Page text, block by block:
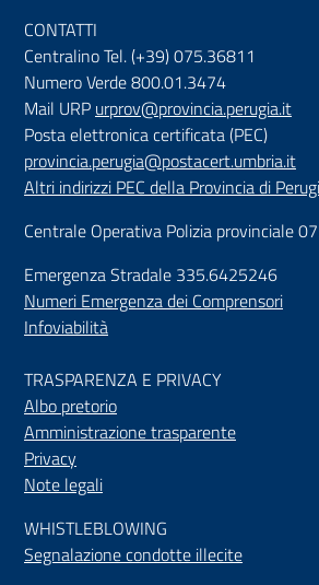
CONTATTI
Centralino Tel. (+39) 075.36811
Numero Verde 800.01.3474
Mail URP urprov@provincia.perugia.it
Posta elettronica certificata (PEC)
provincia.perugia@postacert.umbria.it
Altri indirizzi PEC della Provincia di
Centrale Operativa Polizia provinciale
Emergenza Stradale 335.6425246
Numeri Emergenza dei Comprensori
Infoviabilità
TRASPARENZA E PRIVACY
Albo pretorio
Amministrazione trasparente
Privacy
Note legali
WHISTLEBLOWING
Segnalazione condotte illecite